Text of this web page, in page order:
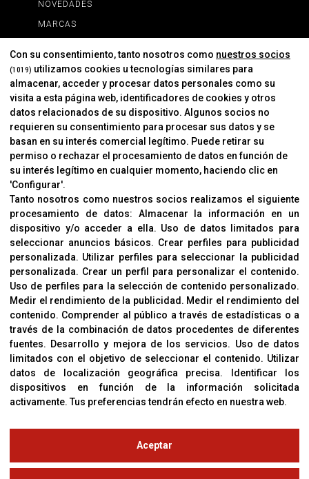
NOVEDADES
MARCAS
INFORMACIÓN
Contacto
Cambios Y Devoluciones
CORVER
Aviso Legal
Sobre Nosotros
Cookies
Política De Privacidad
OFICINAS
C/ Coneixement 5, 08850
Gavà (Barcelona)
CONTACTO
T. (+34) 93 638 38 60
corver@corver.es
Con su consentimiento, tanto nosotros como nuestros socios
(1019) utilizamos cookies u tecnologías similares para
almacenar, acceder y procesar datos personales como su
visita a esta página web, identificadores de cookies y otros
datos relacionados de su dispositivo. Algunos socios no
requieren su consentimiento para procesar sus datos y se
basan en su interés comercial legítimo. Puede retirar su
permiso o rechazar el procesamiento de datos en función de
su interés legítimo en cualquier momento, haciendo clic en
'Configurar'.
Tanto nosotros como nuestros socios realizamos el siguiente
procesamiento de datos: Almacenar la información en un
dispositivo y/o acceder a ella. Uso de datos limitados para
seleccionar anuncios básicos. Crear perfiles para publicidad
personalizada. Utilizar perfiles para seleccionar la publicidad
personalizada. Crear un perfil para personalizar el contenido.
Uso de perfiles para la selección de contenido personalizado.
Medir el rendimiento de la publicidad . Medir el rendimiento del
contenido. Comprender al público a través de estadísticas o a
través de la combinación de datos procedentes de diferentes
fuentes. Desarrollo y mejora de los servicios. Uso de datos
limitados con el objetivo de seleccionar el contenido. Utilizar
datos de localización geográfica precisa.
Identificar los
dispositivos en función de la información solicitada
activamente.Tus preferencias tendrán efecto en nuestra web.
Aceptar